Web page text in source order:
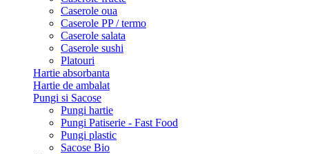
Caserole oua
Caserole PP / termo
Caserole salata
Caserole sushi
Platouri
Hartie absorbanta
Hartie de ambalat
Pungi si Sacose
Pungi hartie
Pungi Patiserie - Fast Food
Pungi plastic
Sacose Bio